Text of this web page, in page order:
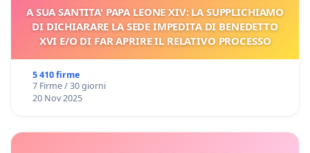
A SUA SANTITA' PAPA LEONE XIV: LA SUPPLICHIAMO
DI DICHIARARE LA SEDE IMPEDITA DI BENEDETTO
XVI E/O DI FAR APRIRE IL RELATIVO PROCESSO
5 410 firme
7 Firme / 30 giorni
20 Nov 2025